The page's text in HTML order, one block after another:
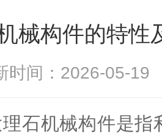
械构件的特性
时间：2026-05-
机械构件是指